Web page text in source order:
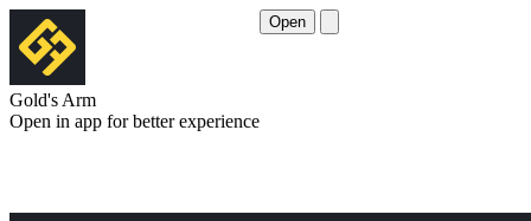
Gold's Arm
Open in app for better experience
Open